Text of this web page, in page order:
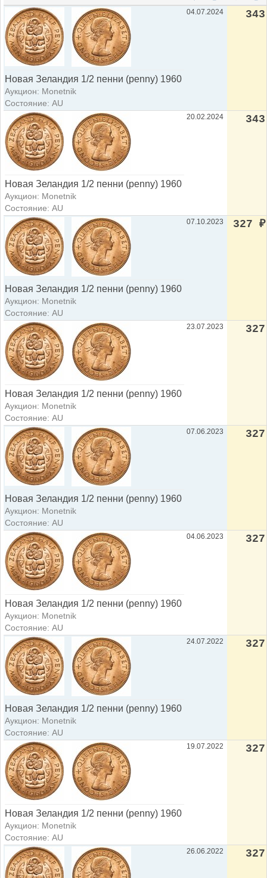
Новая Зеландия 1/2 пенни (penny) 1960
Аукцион: Monetnik
Состояние: AU
04.07.2024 343
Новая Зеландия 1/2 пенни (penny) 1960
Аукцион: Monetnik
Состояние: AU
20.02.2024 343
Новая Зеландия 1/2 пенни (penny) 1960
Аукцион: Monetnik
Состояние: AU
07.10.2023 327 ₽
Новая Зеландия 1/2 пенни (penny) 1960
Аукцион: Monetnik
Состояние: AU
23.07.2023 327
Новая Зеландия 1/2 пенни (penny) 1960
Аукцион: Monetnik
Состояние: AU
07.06.2023 327
Новая Зеландия 1/2 пенни (penny) 1960
Аукцион: Monetnik
Состояние: AU
04.06.2023 327
Новая Зеландия 1/2 пенни (penny) 1960
Аукцион: Monetnik
Состояние: AU
24.07.2022 327
Новая Зеландия 1/2 пенни (penny) 1960
Аукцион: Monetnik
Состояние: AU
19.07.2022 327
26.06.2022 327